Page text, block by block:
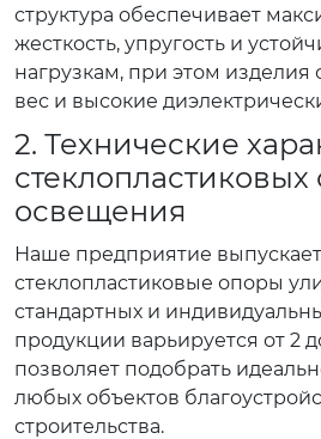
структура обеспечивает
жесткость, упругость и
нагрузкам, при этом
вес и высокие
2. Технические
стеклопластиковых
освещения
Наше предприятие выпускает
стеклопластиковые опоры
стандартных и
продукции варьируется от 2
позволяет подобрать
любых объектов
строительства.